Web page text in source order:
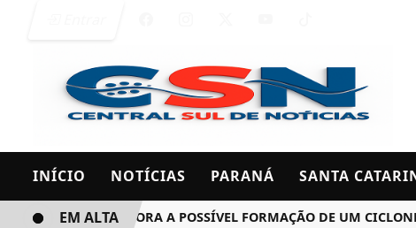
INÍCIO NOTÍCIAS PARANÁ SANTA
INMET MONITORA A POSSÍVEL FORMAÇÃO DE UM CICLONE
EM ALTA